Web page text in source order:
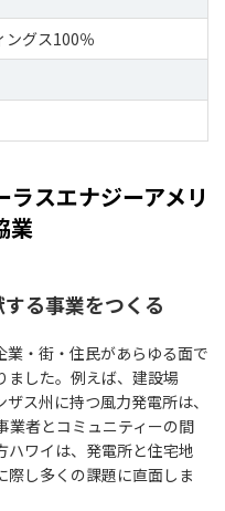
ングス100％
スエナジーアメリ
業
る事業をつくる
業・街・住民があらゆる面で
ました。例えば、建設場
ス州に持つ風力発電所は、
業者とコミュニティーの間
ハワイは、発電所と住宅地
際し多くの課題に直面しま